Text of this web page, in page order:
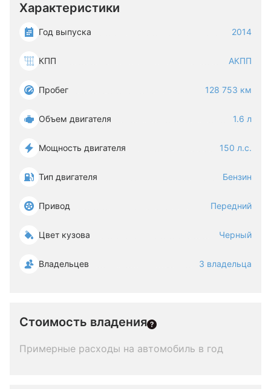
Характеристики
Год выпуска 2014
КПП АКПП
Пробег 128 753 км
Объем двигателя 1.6 л
Мощность двигателя 150 л.с.
Тип двигателя Бензин
Привод Передний
Цвет кузова Черный
Владельцев 3 владельца
Стоимость владения
Примерные расходы на автомобиль в год